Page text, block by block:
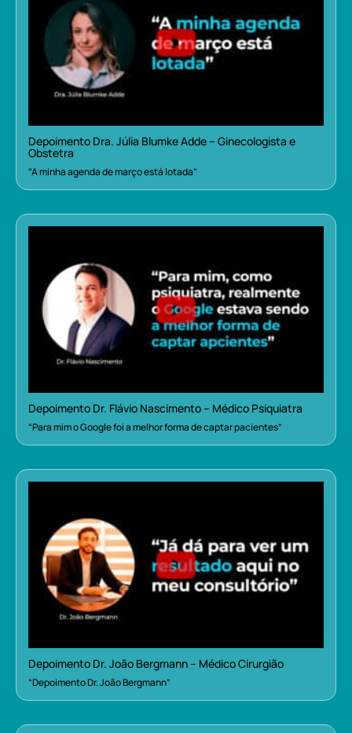
Depoimento Dra. Júlia Blumke Adde – Ginecologista e
Obstetra
“A minha agenda de março está lotada”
Depoimento Dr. Flávio Nascimento – Médico Psiquiatra
“Para mim o Google foi a melhor forma de captar pacientes”
Depoimento Dr. João Bergmann – Médico Cirurgião
“Depoimento Dr. João Bergmann”